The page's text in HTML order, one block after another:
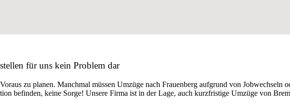
für uns kein Problem dar
zu planen. Manchmal müssen Umzüge nach Frauenberg aufgrund von Jobwechseln
befinden, keine Sorge! Unsere Firma ist in der Lage, auch kurzfristige Umzüge von